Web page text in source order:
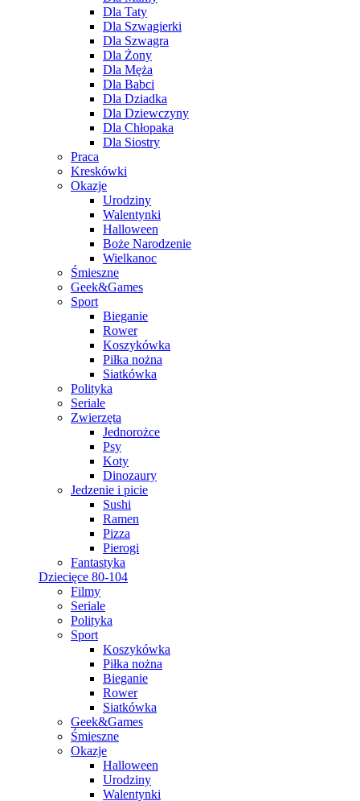
Dla Taty
Dla Szwagierki
Dla Szwagra
Dla Żony
Dla Męża
Dla Babci
Dla Dziadka
Dla Dziewczyny
Dla Chłopaka
Dla Siostry
Praca
Kreskówki
Okazje
Urodziny
Walentynki
Halloween
Boże Narodzenie
Wielkanoc
Śmieszne
Geek&Games
Sport
Bieganie
Rower
Koszykówka
Piłka nożna
Siatkówka
Polityka
Seriale
Zwierzęta
Jednorożce
Psy
Koty
Dinozaury
Jedzenie i picie
Sushi
Ramen
Pizza
Pierogi
Fantastyka
Dziecięce 80-104
Filmy
Seriale
Polityka
Sport
Koszykówka
Piłka nożna
Bieganie
Rower
Siatkówka
Geek&Games
Śmieszne
Okazje
Halloween
Urodziny
Walentynki